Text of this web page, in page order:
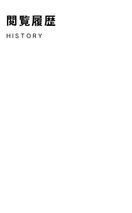
閲覧履歴
HISTORY